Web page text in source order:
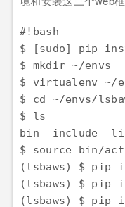
#!bash
$ [sudo] pip
$ mkdir ~/envs
$ virtualenv ~/
$ cd ~/envs/
$ ls
bin  include
$ source bin/
(lsbaws) $ pip
(lsbaws) $ pip